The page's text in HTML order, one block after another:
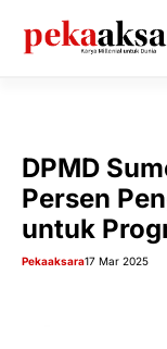
DPMD
Persen
untuk
Pekaaksara17 Mar 2025